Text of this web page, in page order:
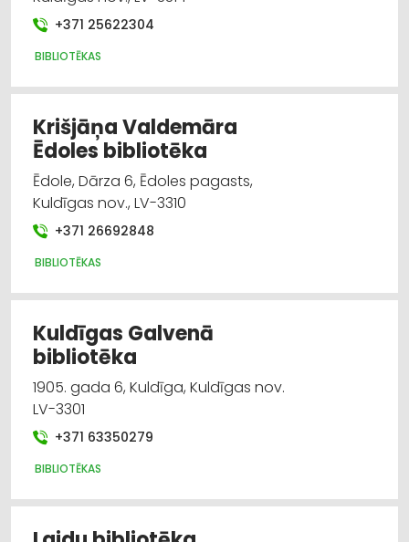
+371 25622304
BIBLIOTĒKAS
Krišjāņa Valdemāra
Ēdoles bibliotēka
Ēdole, Dārza 6, Ēdoles pagasts,
Kuldīgas nov., LV-3310
+371 26692848
BIBLIOTĒKAS
Kuldīgas Galvenā
bibliotēka
1905. gada 6, Kuldīga, Kuldīgas nov.
LV-3301
+371 63350279
BIBLIOTĒKAS